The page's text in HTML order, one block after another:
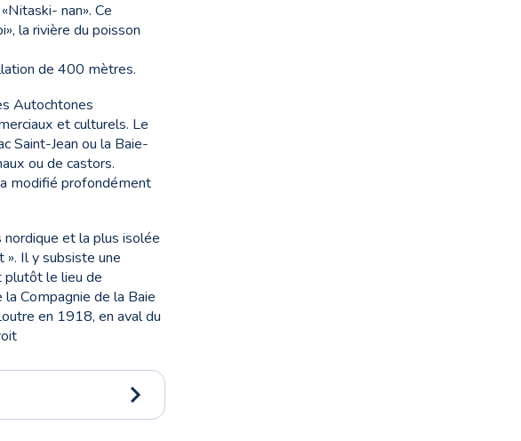
nan». Ce
la rivière du poisson
de 400 mètres.
Autochtones
et culturels. Le
Saint-Jean ou la Baie-
ou de castors.
modifié profondément
et la plus isolée
». Il y subsiste une
plutôt le lieu de
Compagnie de la Baie
en 1918, en aval du